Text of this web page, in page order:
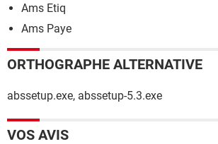
Ams Etiq
Ams Paye
ORTHOGRAPHE ALTERNATIVE
abssetup.exe, abssetup-5.3.exe
VOS AVIS